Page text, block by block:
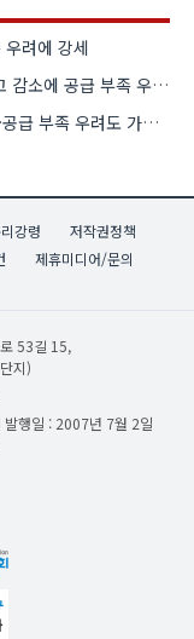
려에 강세
[비철금속 시황] 구리 2개월 만에 최고치…재고 감소에 공급 부족 우려 확대
[비철금속 시황] 연준 금리 동결에 구리 강세…공급 부족 우려도 가격 지지
강령
저작권정책
제휴미디어/문의
53길 15,
지)
발행일 : 2007년 7월 2일